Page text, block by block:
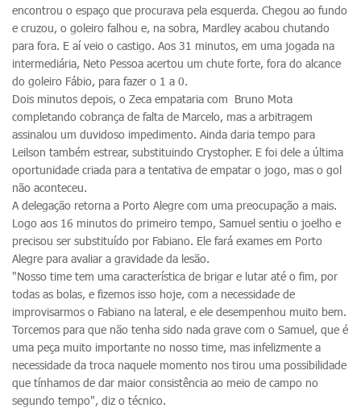
encontrou o espaço que procurava pela esquerda. Chegou ao fundo
e cruzou, o goleiro falhou e, na sobra, Mardley acabou chutando
para fora. E aí veio o castigo. Aos 31 minutos, em uma jogada na
intermediária, Neto Pessoa acertou um chute forte, fora do alcance
do goleiro Fábio, para fazer o 1 a 0.
Dois minutos depois, o Zeca empataria com Bruno Mota
completando cobrança de falta de Marcelo, mas a arbitragem
assinalou um duvidoso impedimento. Ainda daria tempo para
Leilson também estrear, substituindo Crystopher. E foi dele a última
oportunidade criada para a tentativa de empatar o jogo, mas o gol
não aconteceu.
A delegação retorna a Porto Alegre com uma preocupação a mais.
Logo aos 16 minutos do primeiro tempo, Samuel sentiu o joelho e
precisou ser substituído por Fabiano. Ele fará exames em Porto
Alegre para avaliar a gravidade da lesão.
"Nosso time tem uma característica de brigar e lutar até o fim, por
todas as bolas, e fizemos isso hoje, com a necessidade de
improvisarmos o Fabiano na lateral, e ele desempenhou muito bem.
Torcemos para que não tenha sido nada grave com o Samuel, que é
uma peça muito importante no nosso time, mas infelizmente a
necessidade da troca naquele momento nos tirou uma possibilidade
que tínhamos de dar maior consistência ao meio de campo no
segundo tempo", diz o técnico.